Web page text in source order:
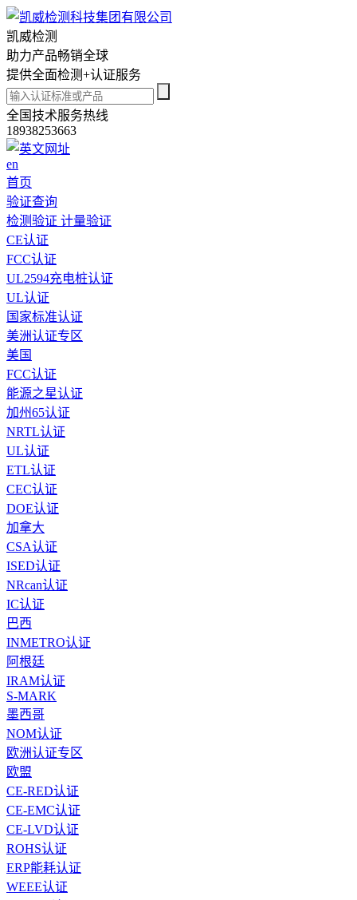
凯威检测
助力产品畅销全球
提供全面检测+认证服务
全国技术服务热线
18938253663
en
首页
验证查询
检测验证 计量验证
CE认证
FCC认证
UL2594充电桩认证
UL认证
国家标准认证
美洲认证专区
美国
FCC认证
能源之星认证
加州65认证
NRTL认证
UL认证
ETL认证
CEC认证
DOE认证
加拿大
CSA认证
ISED认证
NRcan认证
IC认证
巴西
INMETRO认证
阿根廷
IRAM认证
S-MARK
墨西哥
NOM认证
欧洲认证专区
欧盟
CE-RED认证
CE-EMC认证
CE-LVD认证
ROHS认证
ERP能耗认证
WEEE认证